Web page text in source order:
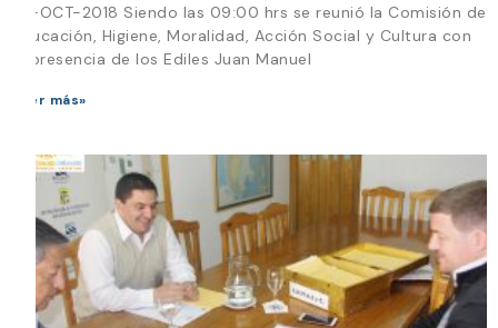
22-OCT-2018 Siendo las 09:00 hrs se reunió la Comisión de
Educación, Higiene, Moralidad, Acción Social y Cultura con
la presencia de los Ediles Juan Manuel
Leer más»